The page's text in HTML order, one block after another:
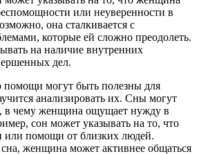
или неуверенности в
она сталкивается с
которые ей сложно преодолеть.
на наличие внутренних
дел.
помощи могут быть полезны для
анализировать их. Сны могут
в чему женщина ощущает нужду в
сон может указывать на то, что
или помощи от близких людей.
женщина может активнее общаться